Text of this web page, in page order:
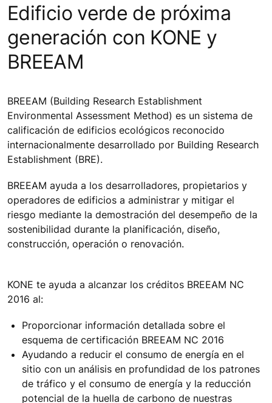
Edificio verde de próxima
generación con KONE y
BREEAM
BREEAM (Building Research Establishment
Environmental Assessment Method) es un sistema de
calificación de edificios ecológicos reconocido
internacionalmente desarrollado por Building Research
Establishment (BRE).
BREEAM ayuda a los desarrolladores, propietarios y
operadores de edificios a administrar y mitigar el
riesgo mediante la demostración del desempeño de la
sostenibilidad durante la planificación, diseño,
construcción, operación o renovación.
KONE te ayuda a alcanzar los créditos BREEAM NC
2016 al:
Proporcionar información detallada sobre el
esquema de certificación BREEAM NC 2016
Ayudando a reducir el consumo de energía en el
sitio con un análisis en profundidad de los patrones
de tráfico y el consumo de energía y la reducción
potencial de la huella de carbono de nuestras